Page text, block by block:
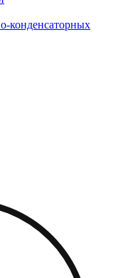
конденсаторных